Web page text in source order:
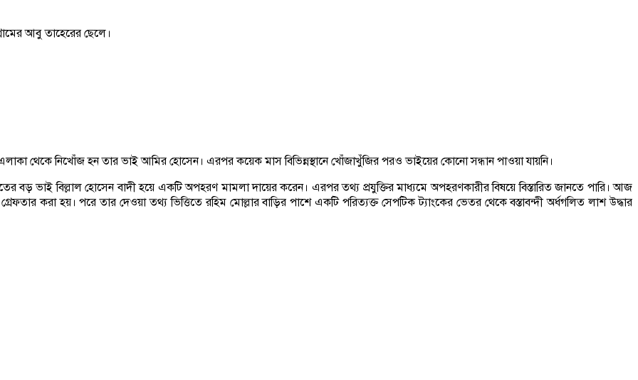
আবু তাহেরের ছেলে।
থেকে নিখোঁজ হন তার ভাই আমির হোসেন। এরপর কয়েক মাস বিভিন্নস্থানে খোঁজাখুঁজির পরও ভাইয়ের কোনো সন্ধান পাওয়া যায়নি।
বড় ভাই বিল্লাল হোসেন বাদী হয়ে একটি অপহরণ মামলা দায়ের করেন। এরপর তথ্য প্রযুক্তির মাধ্যমে অপহরণকারীর বিষয়ে বিস্তারিত জানতে পারি। আজ
করা হয়। পরে তার দেওয়া তথ্য ভিত্তিতে রহিম মোল্লার বাড়ির পাশে একটি পরিত্যক্ত সেপটিক ট্যাংকের ভেতর থেকে বস্তাবন্দী অর্ধগলিত লাশ উদ্ধার